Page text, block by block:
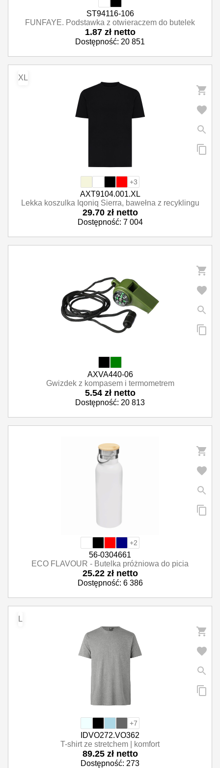
ST94116-106
FUNFAYE. Podstawka z otwieraczem do butelek
1.87 zł netto
Dostępność: 20 851
+3
XL
AXT9104.001.XL
Lekka koszulka Iqoniq Sierra, bawełna z recyklingu
29.70 zł netto
Dostępność: 7 004
AXVA440-06
Gwizdek z kompasem i termometrem
5.54 zł netto
Dostępność: 20 813
+2
56-0304661
ECO FLAVOUR - Butelka próżniowa do picia
25.22 zł netto
Dostępność: 6 386
+7
L
IDVO272.VO362
T-shirt ze stretchem | komfort
89.25 zł netto
Dostępność: 273